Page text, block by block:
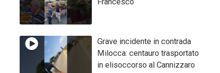
Grave incidente in contrada
Milocca: centauro trasportato
in elisoccorso al Cannizzaro